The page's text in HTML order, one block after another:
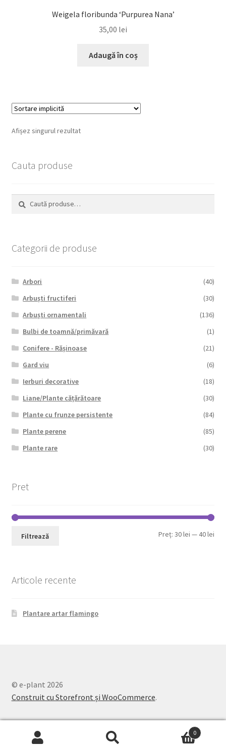
Weigela floribunda ‘Purpurea Nana’
35,00 lei
Adaugă în coș
Afișez singurul rezultat
Cauta produse
Caută
după:
Caută
Categorii de produse
Arbori
(40)
Arbuști fructiferi
(30)
Arbuști ornamentali
(136)
Bulbi de toamnă/primăvară
(1)
Conifere - Rășinoase
(21)
Gard viu
(6)
Ierburi decorative
(18)
Liane/Plante cățărătoare
(30)
Plante cu frunze persistente
(84)
Plante perene
(85)
Plante rare
(30)
Pret
Filtrează Preț:30 lei —40 lei
Articole recente
Plantare artar flamingo
© e-plant 2026
Construit cu Storefront și WooCommerce.
0